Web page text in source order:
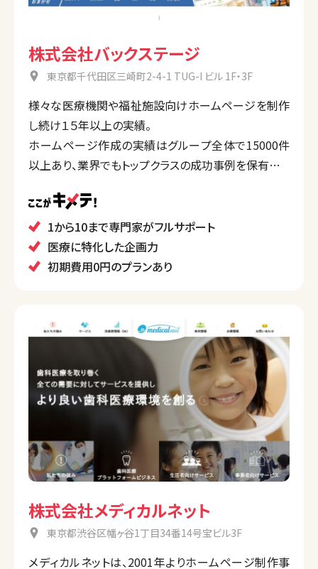
株式会社バックステージ
東京都千代田区三崎町2-4-1 TUG-I ビル 1F・3F
様々な医療機関や福祉施設向けホームページを制作
し続け１５年以上の実績。
ホームページ作成の実績はグループ全体で15000件
以上あり、業界でもトップクラスの成功事例を保有して
公開後は充実したサポートがあり、Web担当者がいな
い場合でも安心できます。
1から10まで専門家がフルサポート
医療に特化した企画力
初期費用0円のプランあり
株式会社メディカルネット
東京都渋谷区幡ヶ谷1丁目34番14号宝ビル3F
メディカルネットは、2001年よりホームページ制作事